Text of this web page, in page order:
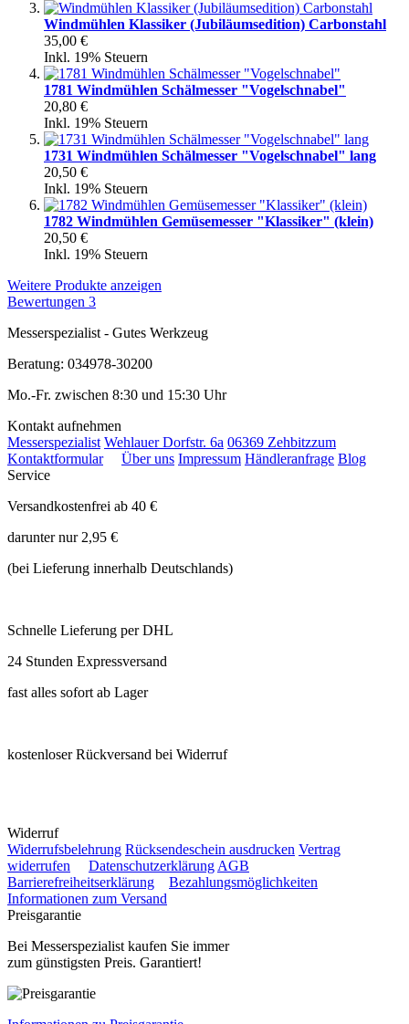
Windmühlen Klassiker (Jubiläumsedition) Carbonstahl
35,00 €
Inkl. 19% Steuern
1781 Windmühlen Schälmesser "Vogelschnabel"
20,80 €
Inkl. 19% Steuern
1731 Windmühlen Schälmesser "Vogelschnabel" lang
20,50 €
Inkl. 19% Steuern
1782 Windmühlen Gemüsemesser "Klassiker" (klein)
20,50 €
Inkl. 19% Steuern
Weitere Produkte anzeigen
Bewertungen 3
Messerspezialist - Gutes Werkzeug
Beratung: 034978-30200
Mo.-Fr. zwischen 8:30 und 15:30 Uhr
Kontakt aufnehmen
Messerspezialist Wehlauer Dorfstr. 6a 06369 Zehbitzzum
Kontaktformular
Über uns Impressum Händleranfrage Blog
Service
Versandkostenfrei ab 40 €
darunter nur 2,95 €
(bei Lieferung innerhalb Deutschlands)
Schnelle Lieferung per DHL
24 Stunden Expressversand
fast alles sofort ab Lager
kostenloser Rückversand bei Widerruf
Widerruf
Widerrufsbelehrung Rücksendeschein ausdrucken Vertrag
widerrufen
Datenschutzerklärung AGB
Barrierefreiheitserklärung
Bezahlungsmöglichkeiten
Informationen zum Versand
Preisgarantie
Bei Messerspezialist kaufen Sie immer
zum günstigsten Preis. Garantiert!